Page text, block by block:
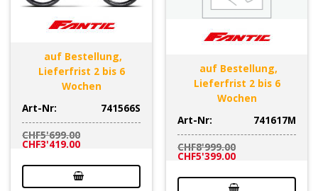
auf Bestellung,
Lieferfrist 2 bis 6
Wochen
Art-Nr:
741566S
CHF5'699.00
Ursprünglicher
Preis
war:
CHF5'699.00
CHF3'419.00Aktueller
ist:
CHF3'419.00.
auf Bestellung,
Lieferfrist 2 bis 6
Wochen
Art-Nr:
741617M
CHF8'999.00
Ursprünglicher
Preis
war:
CHF8'999.00
CHF5'399.00Aktueller
ist:
CHF5'399.00.